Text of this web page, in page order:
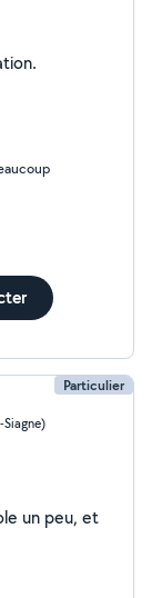
présentation.
Particulier
un peu, et